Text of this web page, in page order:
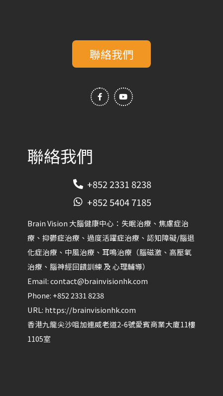
聯絡我們
a
c
e
o
u
t
聯絡我們
+852 2331 8238
+852 5404 7185
Brain Vision 大腦健康中心：失眠治療、焦慮症治
療、抑鬱症治療、過度活躍症治療、認知障礙/腦退
化症治療、中風治療、耳鳴治療（腦磁激、高壓氧
治療、腦神經回饋訓練 及 心理輔導）​
Email:contact@brainvisionhk.com
Phone:+852 2331 8238
URL: https://brainvisionhk.com
香港九龍尖沙咀加連威老道2-6號愛賓商業大廈11樓
1105室